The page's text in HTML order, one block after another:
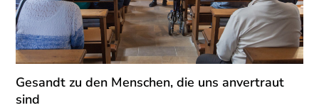
Gesandt zu den Menschen, die uns anvertraut
sind